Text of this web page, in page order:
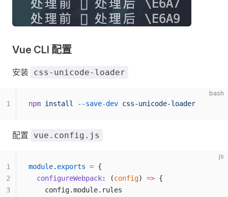
Vue CLI 配置
安装 css-unicode-loader
bash
npm install --save-dev css-unicode-loader
1
配置 vue.config.js
js
module. exports = {
  configureWebpack
: (config) => {
    config.module.rules
1
2
3